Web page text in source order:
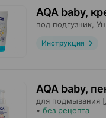
AQA baby,
под подгузник,
Инструкция
AQA baby,
для подмывания
• без рецепта